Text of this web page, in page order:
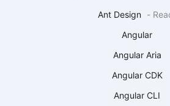
Ant Design -
Angular
Angular Aria
Angular CDK
Angular CLI